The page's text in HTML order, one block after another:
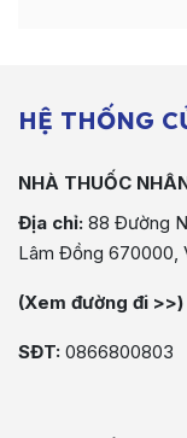
HỆ THỐNG
NHÀ THUỐC
Địa chỉ: 88 Đường
Lâm Đồng 670000,
(Xem đường đi >>)
SĐT: 0866800803